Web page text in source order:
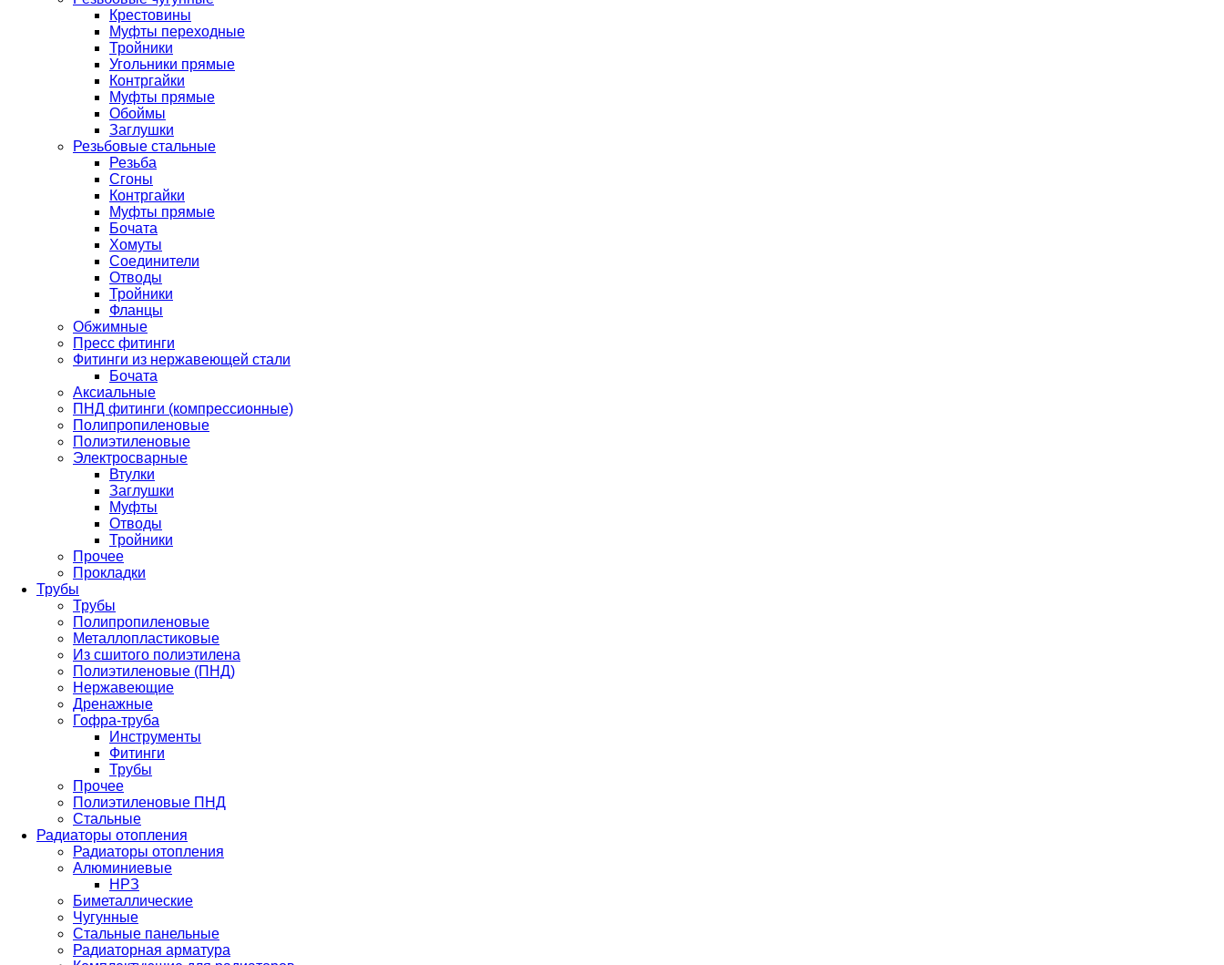
Крестовины
Муфты переходные
Тройники
Угольники прямые
Контргайки
Муфты прямые
Обоймы
Заглушки
Резьбовые стальные
Резьба
Сгоны
Контргайки
Муфты прямые
Бочата
Хомуты
Соединители
Отводы
Тройники
Фланцы
Обжимные
Пресс фитинги
Фитинги из нержавеющей стали
Бочата
Аксиальные
ПНД фитинги (компрессионные)
Полипропиленовые
Полиэтиленовые
Электросварные
Втулки
Заглушки
Муфты
Отводы
Тройники
Прочее
Прокладки
Трубы
Трубы
Полипропиленовые
Металлопластиковые
Из сшитого полиэтилена
Полиэтиленовые (ПНД)
Нержавеющие
Дренажные
Гофра-труба
Инструменты
Фитинги
Трубы
Прочее
Полиэтиленовые ПНД
Стальные
Радиаторы отопления
Радиаторы отопления
Алюминиевые
НРЗ
Биметаллические
Чугунные
Стальные панельные
Радиаторная арматура